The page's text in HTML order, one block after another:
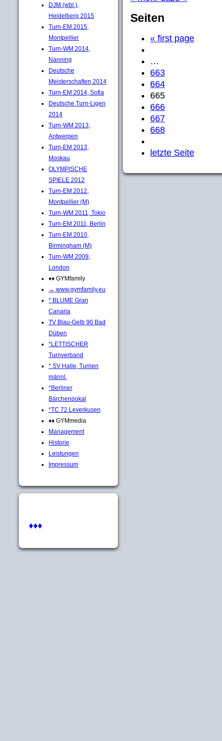
DJM (wbl.),
Heidelberg 2015
Turn-EM 2015,
Montpellier
Turn-WM 2014,
Nanning
Deutsche
Meisterschaften 2014
Turn-EM 2014, Sofia
Deutsche Turn-Ligen
2014
Turn-WM 2013,
Antwerpen
Turn-EM 2013,
Moskau
OLYMPISCHE
SPIELE 2012
Turn-EM 2012,
Montpellier (M)
Turn-WM 2011, Tokio
Turn-EM 2011, Berlin
Turn-EM 2010,
Birmingham (M)
Turn-WM 2009,
London
♦♦ GYMfamily
→ www.gymfamily.eu
* BLUME Gran
Canaria
TV Blau-Gelb 90 Bad
Düben
*LETTISCHER
Turnverband
* SV Halle, Turnen
männl.
*Berliner
Bärchenpokal
*TC 72 Leverkusen
♦♦ GYMmedia
Management
Historie
Leistungen
Impressum
♦♦♦
Seiten
« first page
…
663
664
665
666
667
668
letzte Seite